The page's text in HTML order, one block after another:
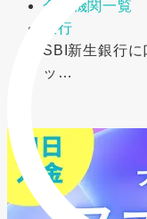
金融機関一覧
銀行
SBI新生銀行に
ッ…